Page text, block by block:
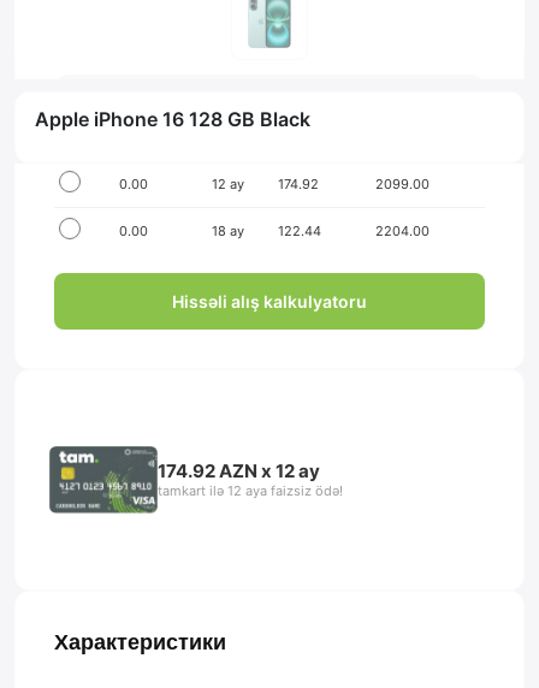
Apple iPhone 16 128 GB Black
İlkin ödənişsiz hissə-hissə ödə!
0.00 12 ay 174.92 2099.00
0.00 18 ay 122.44 2204.00
Hissəli alış kalkulyatoru
174.92 AZN x 12 ay
tamkart ilə 12 aya faizsiz ödə!
Характеристики